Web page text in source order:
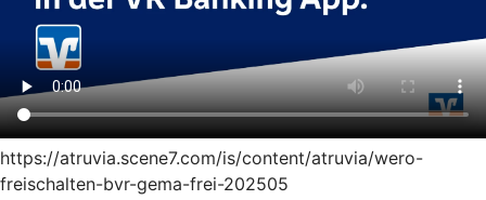
https://atruvia.scene7.com/is/content/atruvia/wero-
freischalten-bvr-gema-frei-202505